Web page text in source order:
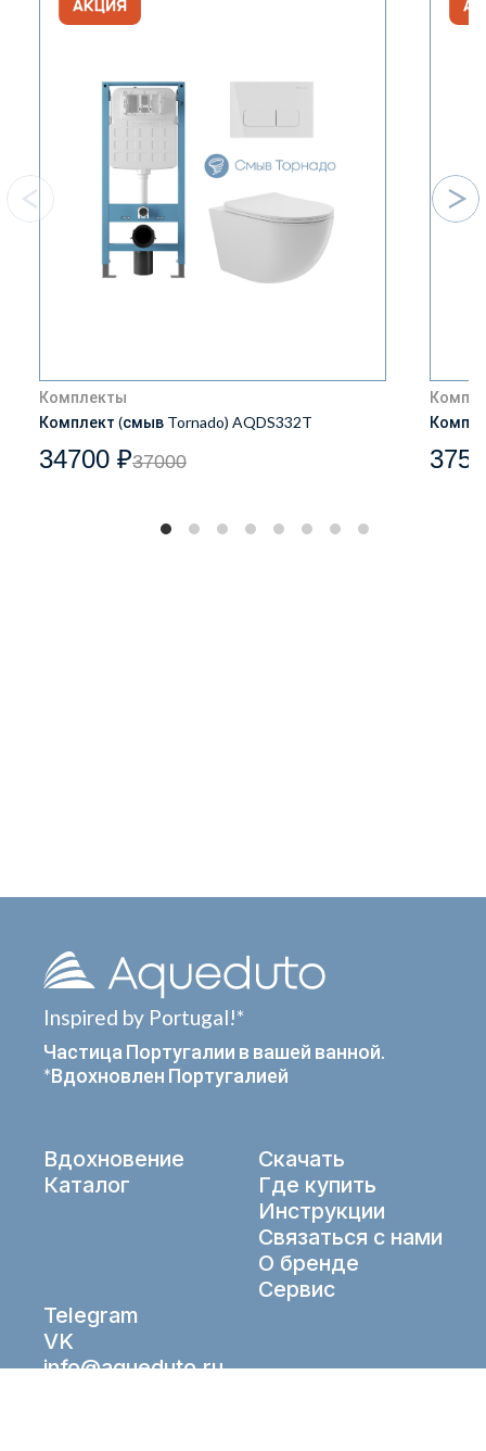
Комплекты
Комплект (смыв Tornado) AQDS332T
34700 ₽37000
Inspired by Portugal!*
Частица Португалии в вашей ванной.
*Вдохновлен Португалией
Вдохновение
Каталог
Скачать
Где купить
Инструкции
Связаться с нами
О бренде
Сервис
Telegram
VK
info@aqueduto.ru